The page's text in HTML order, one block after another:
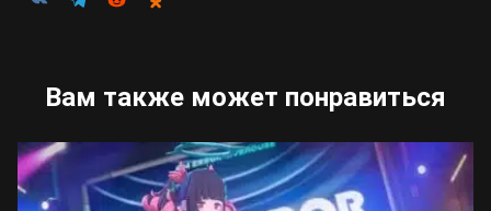
Вам также может понравиться